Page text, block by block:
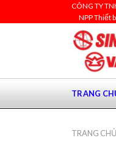
to
CÔNG TY
NPP Thiết
TRANG
TRANG CHỦ